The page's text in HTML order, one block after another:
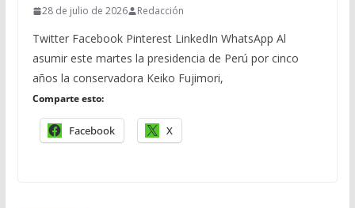
28 de julio de 2026 Redacción
Twitter Facebook Pinterest LinkedIn WhatsApp Al
asumir este martes la presidencia de Perú por cinco
años la conservadora Keiko Fujimori,
Comparte esto:
Facebook X